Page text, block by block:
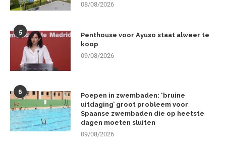
08/08/2026
5
Penthouse voor Ayuso staat alweer te
koop
09/08/2026
6
Poepen in zwembaden: ‘bruine
uitdaging’ groot probleem voor
Spaanse zwembaden die op heetste
dagen moeten sluiten
09/08/2026